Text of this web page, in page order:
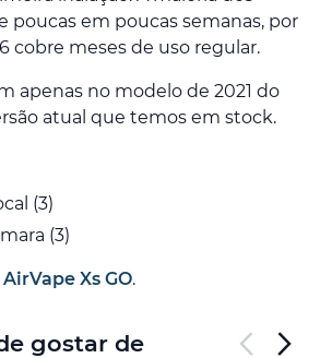
poucas em poucas semanas, por
cobre meses de uso regular.
apenas no modelo de 2021 do
atual que temos em stock.
(3)
(3)
AirVape Xs GO.
gostar de